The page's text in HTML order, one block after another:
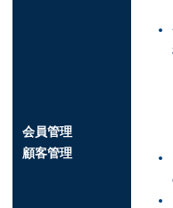
会員管理
顧客管理